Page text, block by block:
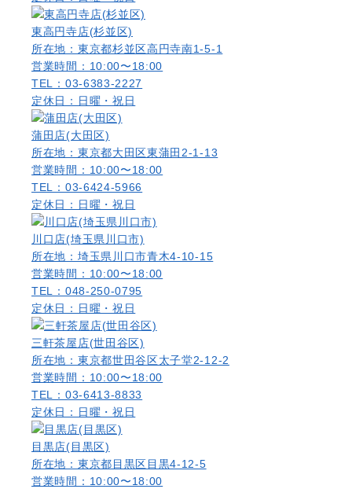
東高円寺店(杉並区)
所在地：東京都杉並区高円寺南1-5-1
営業時間：10:00〜18:00
TEL：03-6383-2227
定休日：日曜・祝日
蒲田店(大田区)
所在地：東京都大田区東蒲田2-1-13
営業時間：10:00〜18:00
TEL：03-6424-5966
定休日：日曜・祝日
川口店(埼玉県川口市)
所在地：埼玉県川口市青木4-10-15
営業時間：10:00〜18:00
TEL：048-250-0795
定休日：日曜・祝日
三軒茶屋店(世田谷区)
所在地：東京都世田谷区太子堂2-12-2
営業時間：10:00〜18:00
TEL：03-6413-8833
定休日：日曜・祝日
目黒店(目黒区)
所在地：東京都目黒区目黒4-12-5
営業時間：10:00〜18:00